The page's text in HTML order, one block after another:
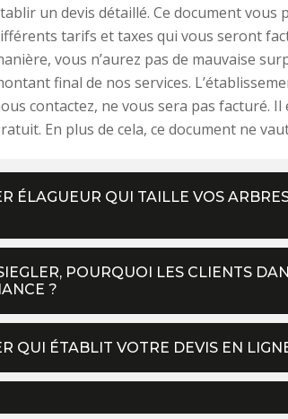
un devis détaillé. Ce document vous
tarifs et taxes qui vous seront
vous n’aurez pas de mauvaise
final de nos services.
contactez, ne vous sera pas facturé.
En plus de cela, ce document ne
ÉLAGUEUR QUI TAILLE VOS
POURQUOI LES CLIENTS
?
QUI ÉTABLIT VOTRE DEVIS EN